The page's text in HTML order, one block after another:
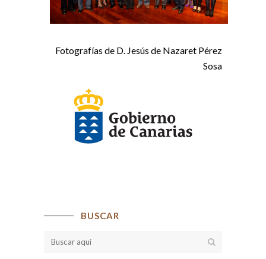
Fotografías de D. Jesús de Nazaret Pérez
Sosa
BUSCAR